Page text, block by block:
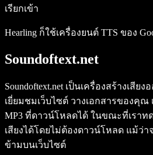
เรียกเข้า
Hearling ก็ใช้เครื่องยนต์ TTS ของ
Soundoftext.net
Soundoftext.net เป็นเครื่องสร้างเสี
เยี่ยมชมเว็บไซต์ วางเอกสารของคุณ
MP3 ที่ดาวน์โหลดได้ ในขณะที่เราท
เสียงได้โดยไม่ต้องดาวน์โหลด แม้ว่
ข้ามบนเว็บไซต์